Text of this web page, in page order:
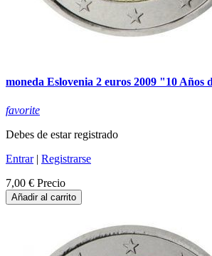
moneda Eslovenia 2 euros 2009 "10 Años
favorite
Debes de estar registrado
Entrar| Registrarse
7,00 € Precio
Añadir al carrito